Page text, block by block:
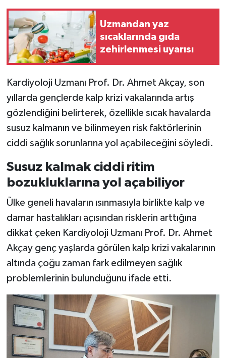
Uzmandan yaz
sıcaklarında gıda
zehirlenmesi uyarısı
Kardiyoloji Uzmanı Prof. Dr. Ahmet Akçay, son
yıllarda gençlerde kalp krizi vakalarında artış
gözlendiğini belirterek, özellikle sıcak havalarda
susuz kalmanın ve bilinmeyen risk faktörlerinin
ciddi sağlık sorunlarına yol açabileceğini söyledi.
Susuz kalmak ciddi ritim
bozukluklarına yol açabiliyor
Ülke geneli havaların ısınmasıyla birlikte kalp ve
damar hastalıkları açısından risklerin arttığına
dikkat çeken Kardiyoloji Uzmanı Prof. Dr. Ahmet
Akçay genç yaşlarda görülen kalp krizi vakalarının
altında çoğu zaman fark edilmeyen sağlık
problemlerinin bulunduğunu ifade etti.